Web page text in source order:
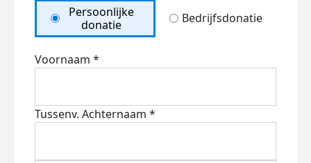
Persoonlijke
donatie
Bedrijfsdonatie
Voornaam *
Tussenv. Achternaam *